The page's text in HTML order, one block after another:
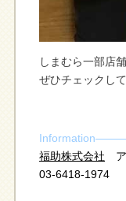
しまむら一部店
ぜひチェックし
福助株式会社 ア
03-6418-1974